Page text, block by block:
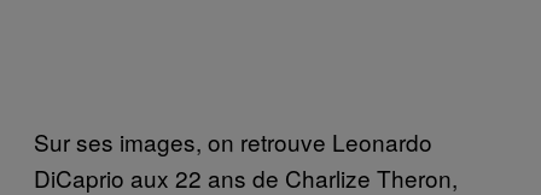
Sur ses images, on retrouve Leonardo
DiCaprio aux 22 ans de Charlize Theron,